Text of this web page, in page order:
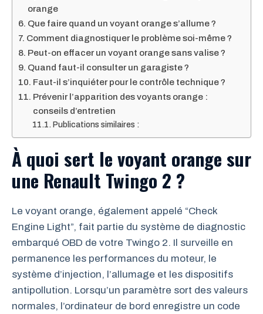
orange
Que faire quand un voyant orange s’allume ?
Comment diagnostiquer le problème soi-même ?
Peut-on effacer un voyant orange sans valise ?
Quand faut-il consulter un garagiste ?
Faut-il s’inquiéter pour le contrôle technique ?
Prévenir l’apparition des voyants orange :
conseils d’entretien
Publications similaires :
À quoi sert le voyant orange sur
une Renault Twingo 2 ?
Le voyant orange, également appelé “Check
Engine Light”, fait partie du système de diagnostic
embarqué OBD de votre Twingo 2. Il surveille en
permanence les performances du moteur, le
système d’injection, l’allumage et les dispositifs
antipollution. Lorsqu’un paramètre sort des valeurs
normales, l’ordinateur de bord enregistre un code